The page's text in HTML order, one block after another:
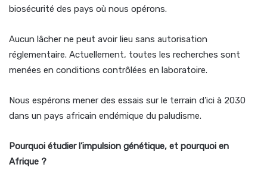
biosécurité des pays où nous opérons.
Aucun lâcher ne peut avoir lieu sans autorisation
réglementaire. Actuellement, toutes les recherches sont
menées en conditions contrôlées en laboratoire.
Nous espérons mener des essais sur le terrain d’ici à 2030
dans un pays africain endémique du paludisme.
Pourquoi étudier l’impulsion génétique, et pourquoi en
Afrique ?